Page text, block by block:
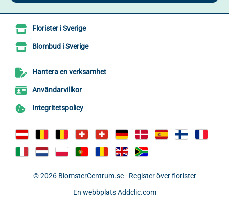
Florister i Sverige
Blombud i Sverige
Hantera en verksamhet
Användarvillkor
Integritetspolicy
© 2026 BlomsterCentrum.se - Register över florister
En webbplats Addclic.com